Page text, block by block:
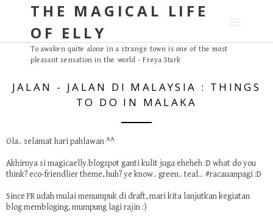
THE MAGICAL LIFE
OF ELLY
To awaken quite alone in a strange town is one of the most
pleasant sensation in the world - Freya Stark
JALAN - JALAN DI MALAYSIA : THINGS
TO DO IN MALAKA
Ola.. selamat hari pahlawan ^^
Akhirnya si magicaelly.blogspot ganti kulit juga eheheh :D what do you
think? eco-friendlier theme, huh? ye know.. green.. teal... #racauanpagi :D
Since FR udah mulai menumpuk di draft, mari kita lanjutkan kegiatan
blog membloging, mumpung lagi rajin :)